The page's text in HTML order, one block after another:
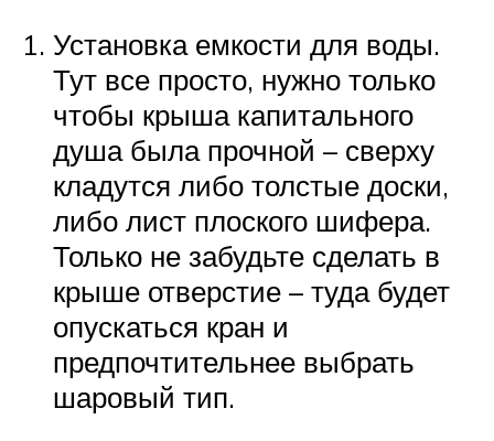
Установка емкости для воды.
Тут все просто, нужно только
чтобы крыша капитального
душа была прочной – сверху
кладутся либо толстые доски,
либо лист плоского шифера.
Только не забудьте сделать в
крыше отверстие – туда будет
опускаться кран и
предпочтительнее выбрать
шаровый тип.